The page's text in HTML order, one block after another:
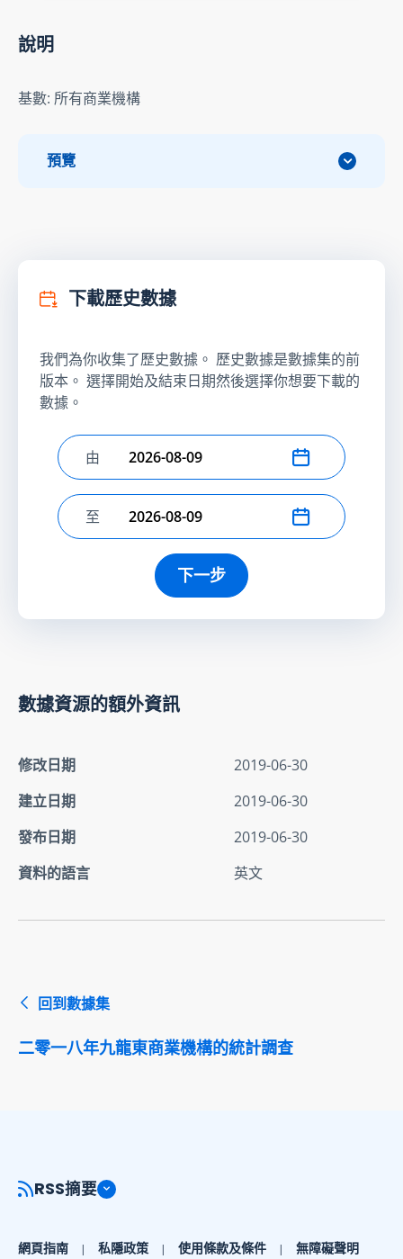
說明
基數: 所有商業機構
預覽
下載歷史數據
我們為你收集了歷史數據。 歷史數據是數據集的前
版本。 選擇開始及結束日期然後選擇你想要下載的
數據。
選擇開始日期
由
選擇結束日期
至
下一步
數據資源的額外資訊
修改日期
2019-06-30
建立日期
2019-06-30
發布日期
2019-06-30
資料的語言
英文
回到數據集
二零一八年九龍東商業機構的統計調查
RSS摘要
網頁指南 私隱政策 使用條款及條件 無障礙聲明